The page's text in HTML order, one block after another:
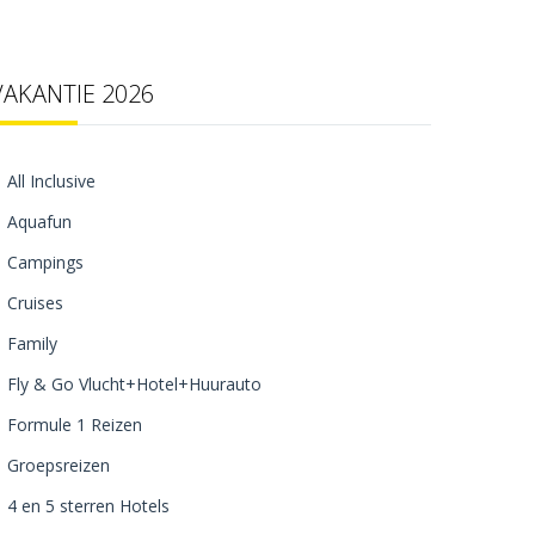
2026
All Inclusive
Aquafun
Campings
Cruises
Family
Fly & Go Vlucht+Hotel+Huurauto
Formule 1 Reizen
Groepsreizen
4 en 5 sterren Hotels